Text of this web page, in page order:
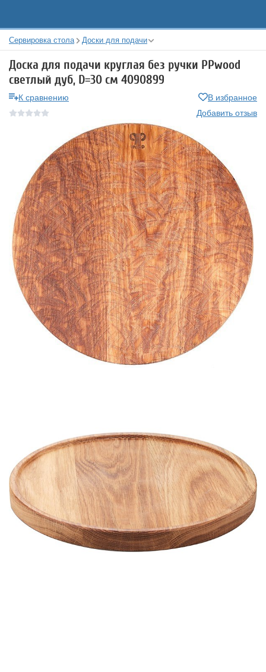
Сервировка стола Доски для подачи
Доска для подачи круглая без ручки PPwood
светлый дуб, D=30 см 4090899
К сравнению
В избранное
Добавить отзыв